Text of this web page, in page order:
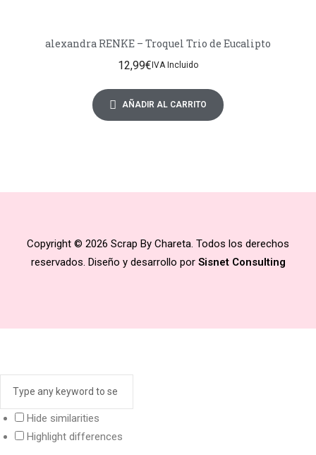
alexandra RENKE – Troquel Trio de Eucalipto
12,99€ IVA Incluido
AÑADIR AL CARRITO
Copyright © 2026 Scrap By Chareta. Todos los derechos
reservados. Diseño y desarrollo por Sisnet Consulting
Hide similarities
Highlight differences